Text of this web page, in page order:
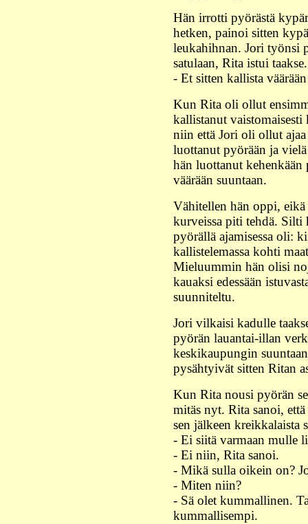
Hän irrotti pyörästä
hetken, painoi sitten
leukahihnan. Jori työnsi
satulaan, Rita istui taakse.
- Et sitten kallista
Kun Rita oli ollut
kallistanut vaistomaisesti
niin että Jori oli ollut ajaa
luottanut pyörään ja
hän luottanut
väärään suuntaan.
Vähitellen hän oppi,
kurveissa piti tehdä. Silti
pyörällä ajamisessa oli:
kallistelemassa kohti
Mieluummin hän olisi
kauaksi edessään
suunniteltu.
Jori vilkaisi kadulle
pyörän lauantai-illan
keskikaupungin
pysähtyivät sitten Ritan
Kun Rita nousi pyörän
mitäs nyt. Rita sanoi,
sen jälkeen kreikkalaista
- Ei siitä varmaan mulle
- Ei niin, Rita sanoi.
- Mikä sulla oikein on?
- Miten niin?
- Sä olet kummallinen.
kummallisempi.